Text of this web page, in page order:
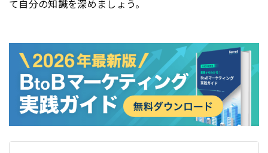
て自分の知識を深めましょう。